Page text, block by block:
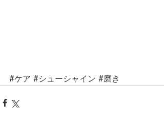
#ケア #シューシャイン #磨き